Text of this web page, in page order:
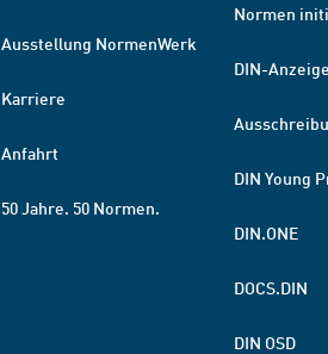
Ausstellung NormenWerk
Karriere
Anfahrt
50 Jahre. 50 Normen.
Normen
DIN-
DIN Young
DIN.ONE
DOCS.DIN
DIN OSD